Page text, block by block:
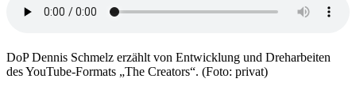
DoP Dennis Schmelz erzählt von Entwicklung und Dreharbeiten
des YouTube-Formats „The Creators“. (Foto: privat)